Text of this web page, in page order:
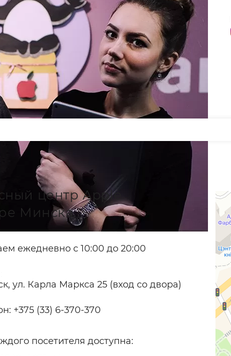
центр Apple
Минска
ежедневно с 10:00 до 20:00
ул. Карла Маркса 25 (вход со двора)
+375 (33) 6-370-370
посетителя доступна: